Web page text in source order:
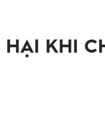
HẠI KHI